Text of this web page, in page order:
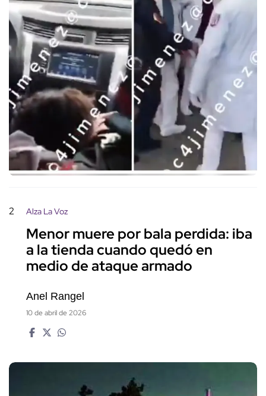
2 Alza La Voz
Menor muere por bala perdida: iba
a la tienda cuando quedó en
medio de ataque armado
Anel Rangel
10 de abril de 2026